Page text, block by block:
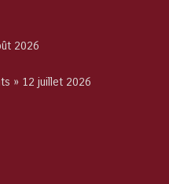
2026
» 12 juillet 2026